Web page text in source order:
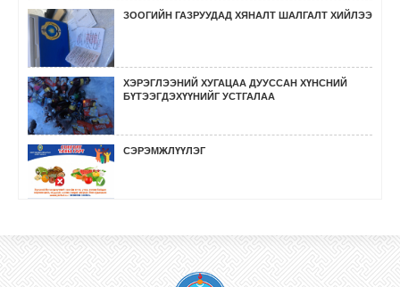
ЗООГИЙН ГАЗРУУДАД ХЯНАЛТ ШАЛГАЛТ ХИЙЛЭЭ
ХЭРЭГЛЭЭНИЙ ХУГАЦАА ДУУССАН ХҮНСНИЙ
БҮТЭЭГДЭХҮҮНИЙГ УСТГАЛАА
СЭРЭМЖЛҮҮЛЭГ